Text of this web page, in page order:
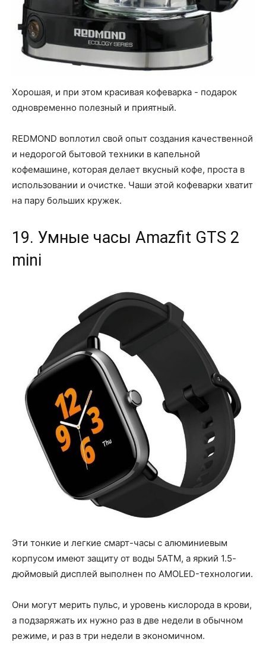
Хорошая, и при этом красивая кофеварка - подарок
одновременно полезный и приятный.
REDMOND воплотил свой опыт создания качественной
и недорогой бытовой техники в капельной
кофемашине, которая делает вкусный кофе, проста в
использовании и очистке. Чаши этой кофеварки хватит
на пару больших кружек.
19. Умные часы Amazfit GTS 2
mini
Эти тонкие и легкие смарт-часы с алюминиевым
корпусом имеют защиту от воды 5ATM, а яркий 1.5-
дюймовый дисплей выполнен по AMOLED-технологии.
Они могут мерить пульс, и уровень кислорода в крови,
а подзаряжать их нужно раз в две недели в обычном
режиме, и раз в три недели в экономичном.